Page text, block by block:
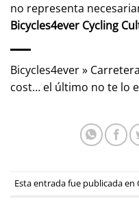
no representa
Bicycles4ever Cycling
Bicycles4ever» Carretera
cost… el último no te lo
Esta entrada fue publicada en